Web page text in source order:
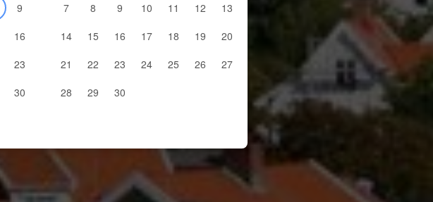
9
16
23
30
7
8 9 10 11 12
13
14
15 16 17 18 19
20
21
22 23 24 25 26
27
28
29 30